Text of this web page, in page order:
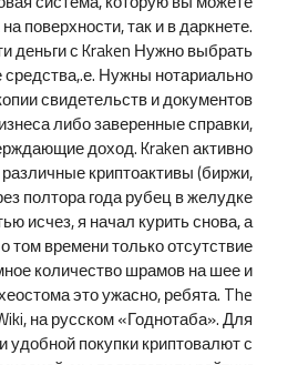
поверхности, так и в даркнете.
деньги с Kraken Нужно выбрать
Нужны нотариально
свидетельств и документов
либо заверенные справки,
доход. Kraken активно
криптоактивы (биржи,
полтора года рубец в желудке
исчез, я начал курить снова, а
том времени только отсутствие
количество шрамов на шее и
это ужасно, ребята. The
на русском «Годнотаба». Для
удобной покупки криптовалют с